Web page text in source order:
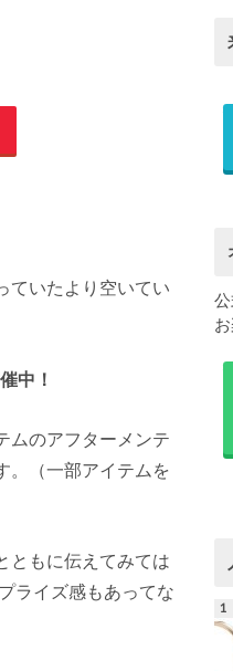
ていたより空いてい
中！
ムのアフターメンテ
。（一部アイテムを
ともに伝えてみては
ライズ感もあってな